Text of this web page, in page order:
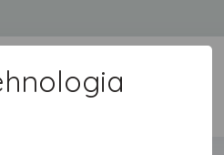
UNIVERSUL SENI INFORMATII DE BAZA